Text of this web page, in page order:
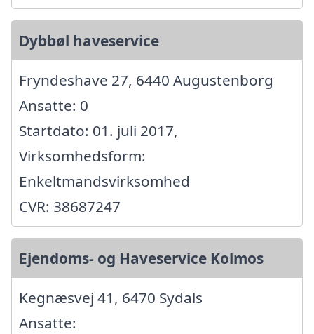
Dybbøl haveservice
Fryndeshave 27, 6440 Augustenborg
Ansatte: 0
Startdato: 01. juli 2017,
Virksomhedsform:
Enkeltmandsvirksomhed
CVR: 38687247
Ejendoms- og Haveservice Kolmos
Kegnæsvej 41, 6470 Sydals
Ansatte: